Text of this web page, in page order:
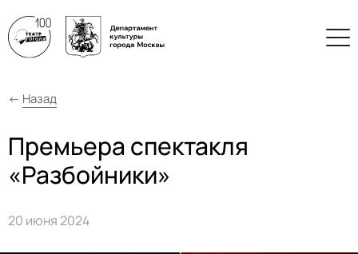
← Назад
Премьера спектакля
«Разбойники»
20 июня 2024